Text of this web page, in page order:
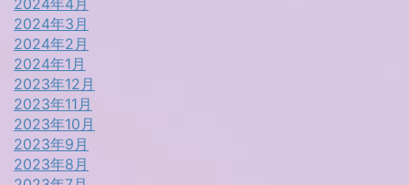
2024年4月
2024年3月
2024年2月
2024年1月
2023年12月
2023年11月
2023年10月
2023年9月
2023年8月